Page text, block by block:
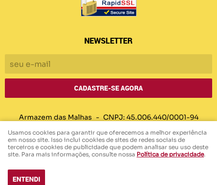
NEWSLETTER
CADASTRE-SE AGORA
Armazem das Malhas CNPJ: 45.006.440/0001-94
LOJA VIRTUAL CRIADA POR
Usamos cookies para garantir que oferecemos a melhor experiência
em nosso site. Isso inclui cookies de sites de redes sociais de
terceiros e cookies de publicidade que podem analisar seu uso deste
site. Para mais informações, consulte nossa Política de privacidade.
ENTENDI